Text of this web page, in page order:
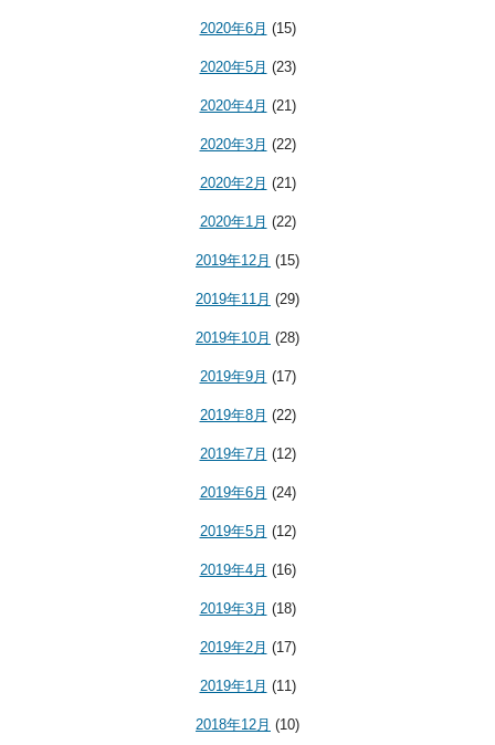
2020年6月 (15)
2020年5月 (23)
2020年4月 (21)
2020年3月 (22)
2020年2月 (21)
2020年1月 (22)
2019年12月 (15)
2019年11月 (29)
2019年10月 (28)
2019年9月 (17)
2019年8月 (22)
2019年7月 (12)
2019年6月 (24)
2019年5月 (12)
2019年4月 (16)
2019年3月 (18)
2019年2月 (17)
2019年1月 (11)
2018年12月 (10)